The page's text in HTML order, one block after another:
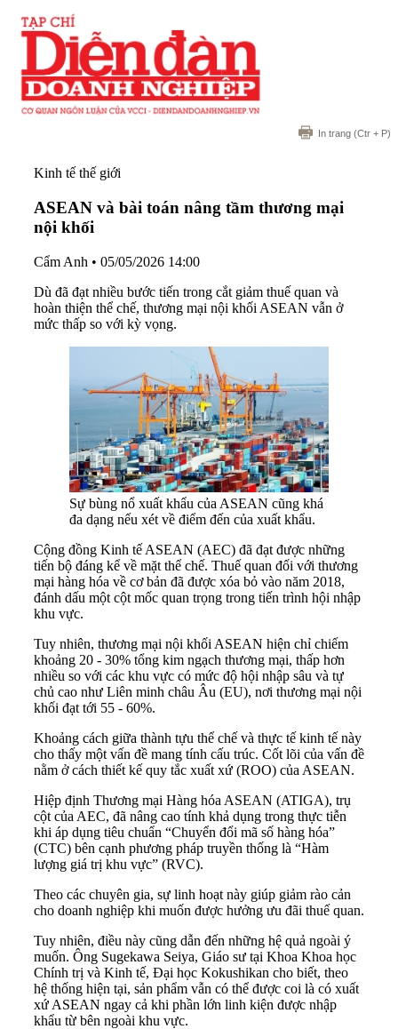
In trang (Ctr + P)
Kinh tế thế giới
ASEAN và bài toán nâng tầm thương mại
nội khối
Cẩm Anh • 05/05/2026 14:00
Dù đã đạt nhiều bước tiến trong cắt giảm thuế quan và
hoàn thiện thể chế, thương mại nội khối ASEAN vẫn ở
mức thấp so với kỳ vọng.
Sự bùng nổ xuất khẩu của ASEAN cũng khá
đa dạng nếu xét về điểm đến của xuất khẩu.
Cộng đồng Kinh tế ASEAN (AEC) đã đạt được những
tiến bộ đáng kể về mặt thể chế. Thuế quan đối với thương
mại hàng hóa về cơ bản đã được xóa bỏ vào năm 2018,
đánh dấu một cột mốc quan trọng trong tiến trình hội nhập
khu vực.
Tuy nhiên, thương mại nội khối ASEAN hiện chỉ chiếm
khoảng 20 - 30% tổng kim ngạch thương mại, thấp hơn
nhiều so với các khu vực có mức độ hội nhập sâu và tự
chủ cao như Liên minh châu Âu (EU), nơi thương mại nội
khối đạt tới 55 - 60%.
Khoảng cách giữa thành tựu thể chế và thực tế kinh tế này
cho thấy một vấn đề mang tính cấu trúc. Cốt lõi của vấn đề
nằm ở cách thiết kế quy tắc xuất xứ (ROO) của ASEAN.
Hiệp định Thương mại Hàng hóa ASEAN (ATIGA), trụ
cột của AEC, đã nâng cao tính khả dụng trong thực tiễn
khi áp dụng tiêu chuẩn “Chuyển đổi mã số hàng hóa”
(CTC) bên cạnh phương pháp truyền thống là “Hàm
lượng giá trị khu vực” (RVC).
Theo các chuyên gia, sự linh hoạt này giúp giảm rào cản
cho doanh nghiệp khi muốn được hưởng ưu đãi thuế quan.
Tuy nhiên, điều này cũng dẫn đến những hệ quả ngoài ý
muốn. Ông Sugekawa Seiya, Giáo sư tại Khoa Khoa học
Chính trị và Kinh tế, Đại học Kokushikan cho biết, theo
hệ thống hiện tại, sản phẩm vẫn có thể được coi là có xuất
xứ ASEAN ngay cả khi phần lớn linh kiện được nhập
khẩu từ bên ngoài khu vực.